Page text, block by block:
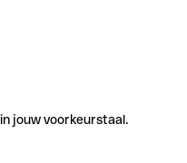
jouw voorkeurstaal.